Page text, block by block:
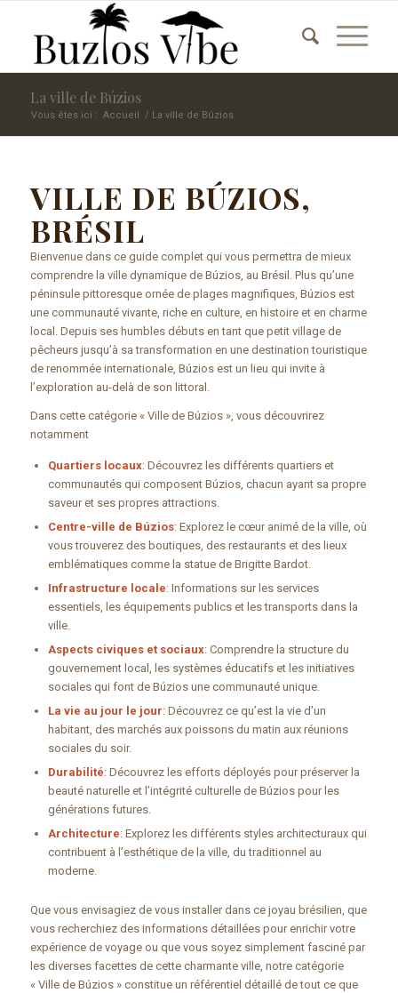
La ville de Búzios
Vous êtes ici : Accueil / La ville de Búzios
VILLE DE BÚZIOS,
BRÉSIL
Bienvenue dans ce guide complet qui vous permettra de mieux
comprendre la ville dynamique de Búzios, au Brésil. Plus qu’une
péninsule pittoresque ornée de plages magnifiques, Búzios est
une communauté vivante, riche en culture, en histoire et en charme
local. Depuis ses humbles débuts en tant que petit village de
pêcheurs jusqu’à sa transformation en une destination touristique
de renommée internationale, Búzios est un lieu qui invite à
l’exploration au-delà de son littoral.
Dans cette catégorie « Ville de Búzios », vous découvrirez
notamment
Quartiers locaux: Découvrez les différents quartiers et
communautés qui composent Búzios, chacun ayant sa propre
saveur et ses propres attractions.
Centre-ville de Búzios: Explorez le cœur animé de la ville, où
vous trouverez des boutiques, des restaurants et des lieux
emblématiques comme la statue de Brigitte Bardot.
Infrastructure locale: Informations sur les services
essentiels, les équipements publics et les transports dans la
ville.
Aspects civiques et sociaux: Comprendre la structure du
gouvernement local, les systèmes éducatifs et les initiatives
sociales qui font de Búzios une communauté unique.
La vie au jour le jour: Découvrez ce qu’est la vie d’un
habitant, des marchés aux poissons du matin aux réunions
sociales du soir.
Durabilité: Découvrez les efforts déployés pour préserver la
beauté naturelle et l’intégrité culturelle de Búzios pour les
générations futures.
Architecture: Explorez les différents styles architecturaux qui
contribuent à l’esthétique de la ville, du traditionnel au
moderne.
Que vous envisagiez de vous installer dans ce joyau brésilien, que
vous recherchiez des informations détaillées pour enrichir votre
expérience de voyage ou que vous soyez simplement fasciné par
les diverses facettes de cette charmante ville, notre catégorie
« Ville de Búzios » constitue un référentiel détaillé de tout ce que